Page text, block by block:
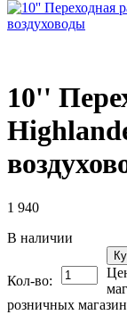
10''
1 940
В наличии
Кол-во:
розничных